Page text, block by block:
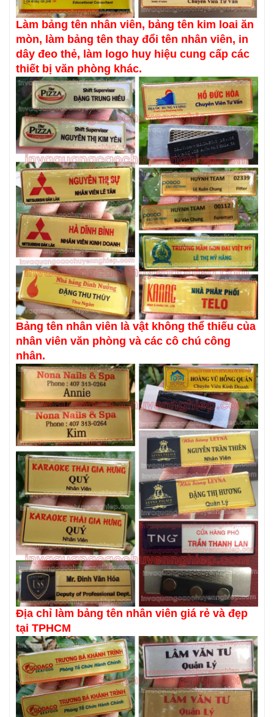
Làm bảng tên nhân viên, bảng tên kim loai ăn
mòn, làm bảng tên thay đổi tên nhân viên, in
dây đeo thẻ, làm logo huy hiệu cung cấp các
thiết bị văn phòng khác.
Bảng tên nhân viên là vật không thể thiếu của
nhân viên văn phòng và các cô chú công
nhân.
Địa chỉ làm bảng tên nhân viên giá rẻ và đẹp
tại TPHCM